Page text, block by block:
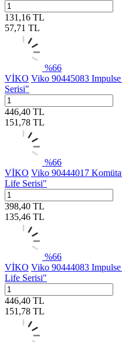
131,16 TL
57,71 TL
%66
VİKO Viko 90445083
Serisi"
446,40 TL
151,78 TL
%66
VİKO Viko 90444017
Life Serisi"
398,40 TL
135,46 TL
%66
VİKO Viko 90444083
Life Serisi"
446,40 TL
151,78 TL